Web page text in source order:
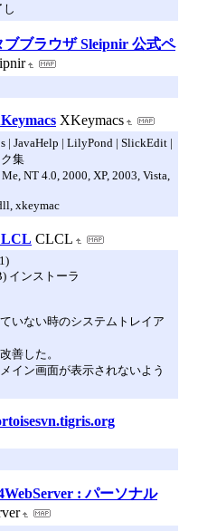
し
ブブラウザ Sleipnir 公式ペ
XKeymacs
| JavaHelp | LilyPond | SlickEdit |
集
NT 4.0, 2000, XP, 2003, Vista,
xkeymac
CLCL
インストーラ
いない時のシステムトレイア
善した。
イン画面が表示されないよう
: パーソナル